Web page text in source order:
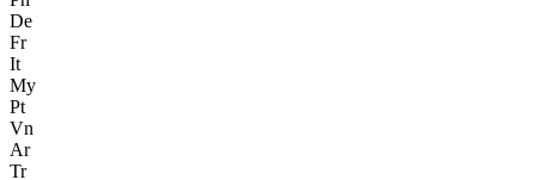
De
Fr
It
My
Pt
Vn
Ar
Tr